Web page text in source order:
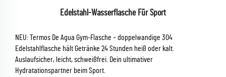
Edelstahl-Wasserflasche Für Sport
NEU: Termos De Agua Gym-Flasche – doppelwandige 304
Edelstahlflasche hält Getränke 24 Stunden heiß oder kalt.
Auslaufsicher, leicht, schweißfrei. Dein ultimativer
Hydratationspartner beim Sport.